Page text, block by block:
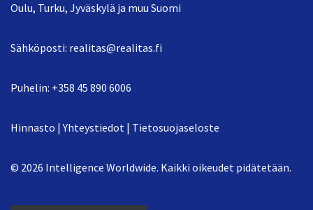
Oulu, Turku, Jyväskylä ja muu Suomi
Sähköposti: realitas@realitas.fi
Puhelin: +358 45 890 6006
Hinnasto |Yhteystiedot | Tietosuojaseloste
© 2026 Intelligence Worldwide. Kaikki oikeudet pidätetään.